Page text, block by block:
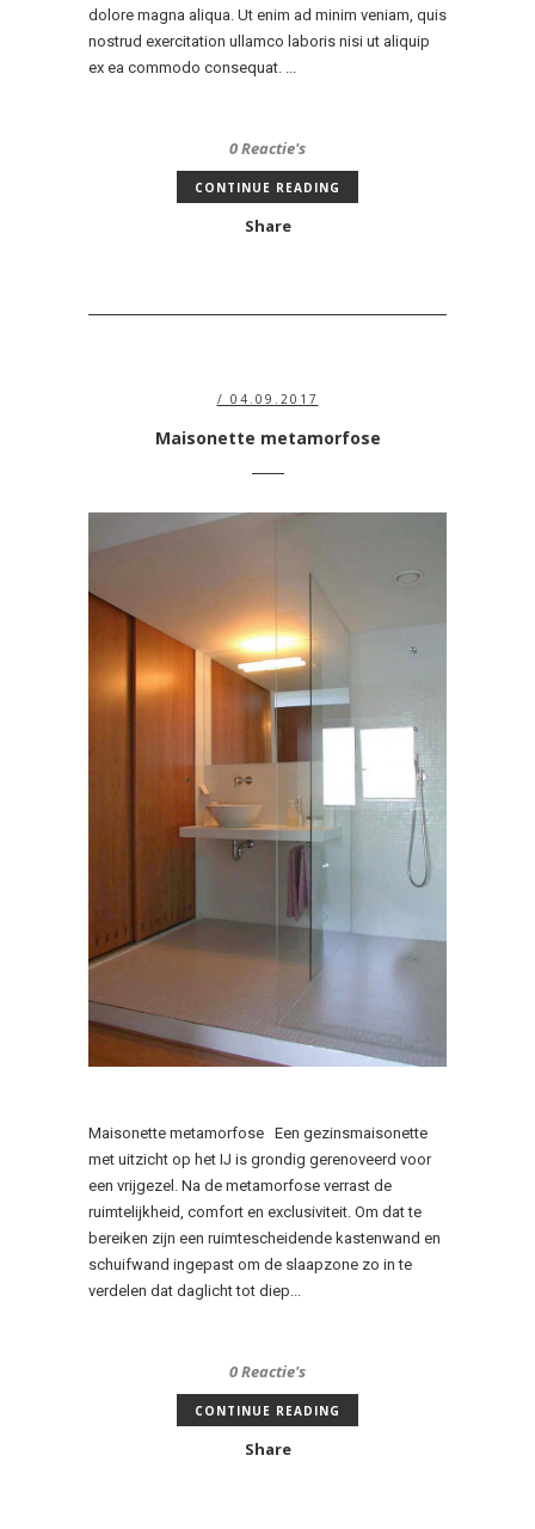
dolore magna aliqua. Ut enim ad minim veniam, quis
nostrud exercitation ullamco laboris nisi ut aliquip
ex ea commodo consequat. ...
0 Reactie's
CONTINUE READING
Share
/ 04.09.2017
Maisonette metamorfose
Maisonette metamorfose Een gezinsmaisonette
met uitzicht op het IJ is grondig gerenoveerd voor
een vrijgezel. Na de metamorfose verrast de
ruimtelijkheid, comfort en exclusiviteit. Om dat te
bereiken zijn een ruimtescheidende kastenwand en
schuifwand ingepast om de slaapzone zo in te
verdelen dat daglicht tot diep...
0 Reactie's
CONTINUE READING
Share